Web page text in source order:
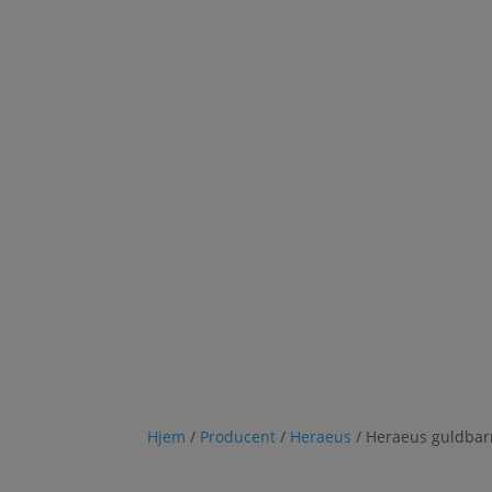
Hjem / Producent / Heraeus / Heraeus